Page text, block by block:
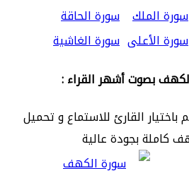
سورة الملك سورة الحاقة
سورة الأعلى سورة الغاشية
بصوت أشهر القراء :
باختيار القارئ للاستماع و تحميل
كاملة بجودة عالية